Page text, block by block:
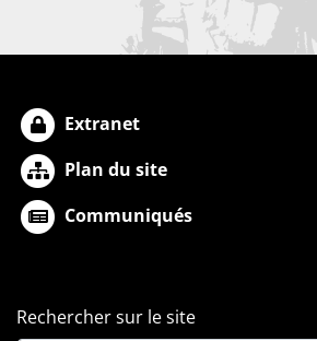
Extranet
Plan du site
Communiqués
Rechercher sur le site